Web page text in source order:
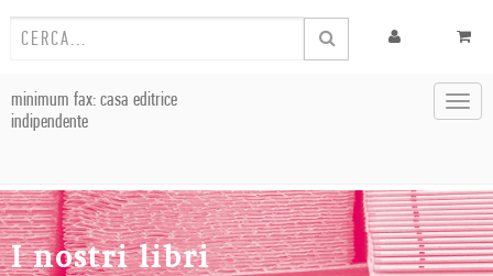
minimum fax: casa editrice
indipendente
I nostri libri